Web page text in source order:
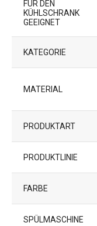
FÜR DEN
KÜHLSCHRANK
GEEIGNET
KATEGORIE
MATERIAL
PRODUKTART
PRODUKTLINIE
FARBE
SPÜLMASCHINE